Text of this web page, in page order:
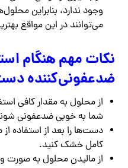
وجود ندارد، بنابراین
می‌توانند در این مواقع
نکات مهم هنگام
ضدعفونی‌کننده
از محلول به مقدار کافی
شما به خوبی ضدعفونی
دست‌ها را بعد از استفاده
کامل خشک کنید.
از مالیدن محلول به صورت